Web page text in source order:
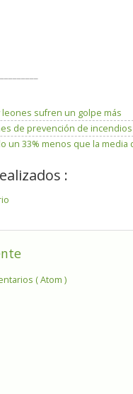
sufren un golpe más
de prevención de
un 33% menos que la media
:
( Atom )